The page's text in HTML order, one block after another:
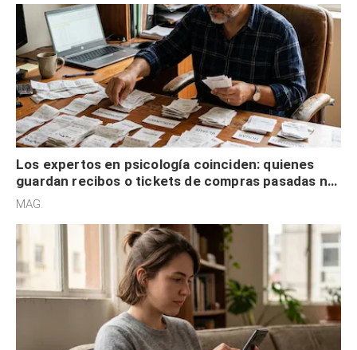
Los expertos en psicología coinciden: quienes
guardan recibos o tickets de compras pasadas no
son acumuladores, sino que tienen necesidad de
MAG.